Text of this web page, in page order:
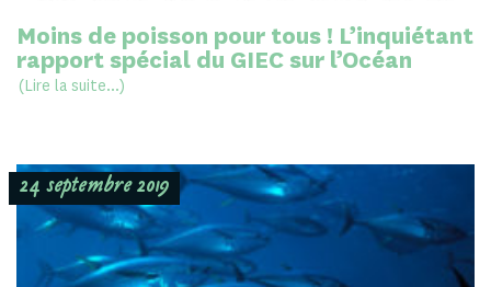
Moins de poisson pour tous ! L’inquiétant
rapport spécial du GIEC sur l’Océan
(Lire la suite...)
24 septembre 2019